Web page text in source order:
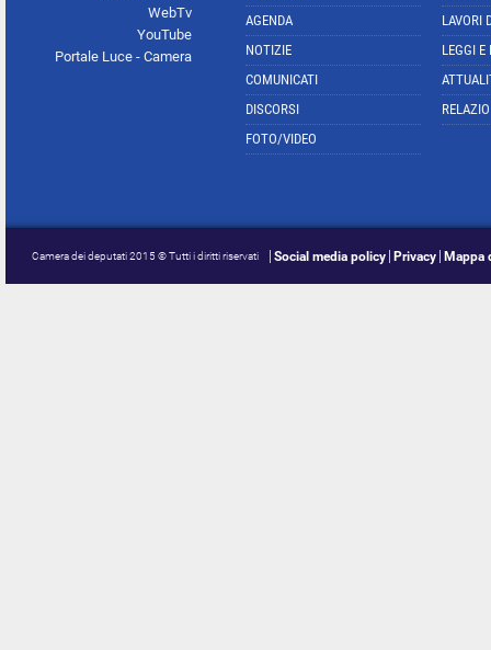
WebTv
YouTube
Portale Luce - Camera
AGENDA
NOTIZIE
COMUNICATI
DISCORSI
FOTO/VIDEO
LAVORI
LEGGI E
Camera dei deputati 2015 © Tutti i diritti riservati Social media policy Privacy Mappa